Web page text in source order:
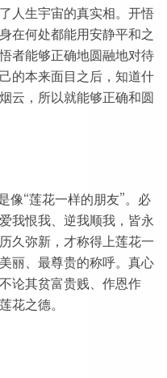
人生宇宙的真实相。开悟
在何处都能用安静平和之
者能够正确地圆融地对待
的本来面目之后，知道什
云，所以就能够正确和圆
像“莲花一样的朋友”。必
我恨我、逆我顺我，皆永
久弥新，才称得上莲花一
丽、最尊贵的称呼。真心
论其贫富贵贱、作恩作
花之德。